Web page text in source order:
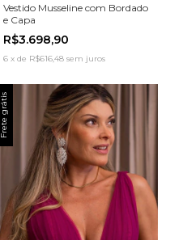
Vestido Musseline com Bordado
e Capa
R$3.698,90
6 x de R$616,48 sem juros
Frete grátis